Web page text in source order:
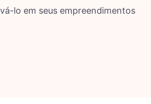
lo em seus empreendimentos